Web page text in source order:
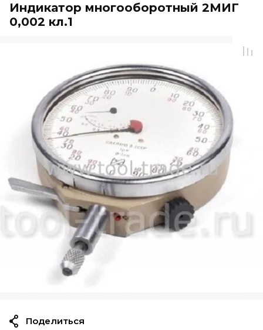
Индикатор многооборотный 2МИГ
0,002 кл.1
Поделиться